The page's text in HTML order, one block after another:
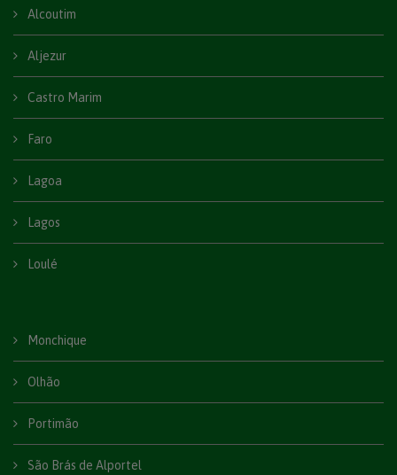
Alcoutim
Aljezur
Castro Marim
Faro
Lagoa
Lagos
Loulé
Monchique
Olhão
Portimão
São Brás de Alportel